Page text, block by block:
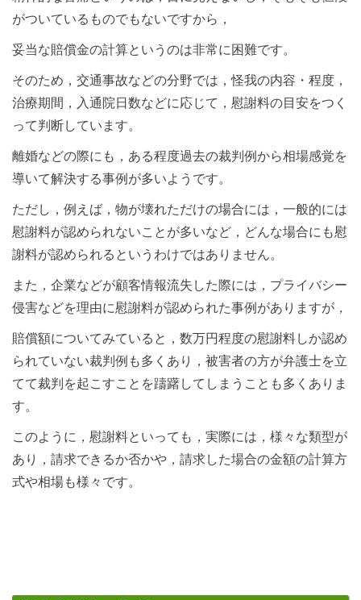
がついているものでもないですから，
妥当な賠償金の計算というのは非常に困難です。
そのため，交通事故などの分野では，怪我の内容・程度，
治療期間，入通院日数などに応じて，慰謝料の目安をつく
って判断しています。
離婚などの際にも，ある程度過去の裁判例から相場感覚を
導いて解決する事例が多いようです。
ただし，例えば，物が壊れただけの場合には，一般的には
慰謝料が認められないことが多いなど，どんな場合にも慰
謝料が認められるというわけではありません。
また，企業などが顧客情報流失した際には，プライバシー
侵害などを理由に慰謝料が認められた事例がありますが，
賠償額についてみていると，数万円程度の慰謝料しか認め
られていない裁判例も多くあり，被害者の方が弁護士を立
てて裁判を起こすことを躊躇してしまうことも多くありま
す。
このように，慰謝料といっても，実際には，様々な類型が
あり，請求できるか否かや，請求した場合の金額の計算方
式や相場も様々です。